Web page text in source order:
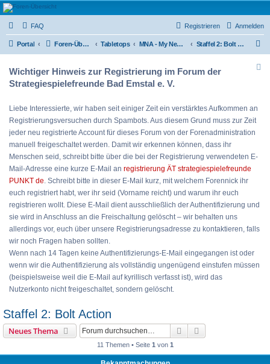
Strategiespielefreunde
Bad Emstal e.V.
Das Forum der Strategiespielefreunde Bad Emstal e.V. - Tabletop und mehr
FAQ Anmelden
Registrieren
Portal Foren-Übersicht Tabletops MNA - My New Army Staffel 2: Bolt Action
Wichtiger Hinweis zur Registrierung im Forum der
Strategiespielefreunde Bad Emstal e. V.
Liebe Interessierte, wir haben seit einiger Zeit ein verstärktes Aufkommen an
Registrierungsversuchen durch Spambots. Aus diesem Grund muss zur Zeit
jeder neu registrierte Account für dieses Forum von der Forenadministration
manuell freigeschaltet werden. Damit wir erkennen können, dass ihr
Menschen seid, schreibt bitte über die bei der Registrierung verwendeten E-
Mail-Adresse eine kurze E-Mail an registrierung ÄT strategiespielefreunde
PUNKT de. Schreibt bitte in dieser E-Mail kurz, mit welchem Forennick ihr
euch registriert habt, wer ihr seid (Vorname reicht) und warum ihr euch
registrieren wollt. Diese E-Mail dient ausschließlich der Authentifizierung und
sie wird in Anschluss an die Freischaltung gelöscht – wir behalten uns
allerdings vor, euch über unsere Registrierungsadresse zu kontaktieren, falls
wir noch Fragen haben sollten.
Wenn nach 14 Tagen keine Authentifizierungs-E-Mail eingegangen ist oder
wenn wir die Authentifizierung als vollständig ungenügend einstufen müssen
(beispielsweise weil die E-Mail auf kyrillisch verfasst ist), wird das
Nutzerkonto nicht freigeschaltet, sondern gelöscht.
Staffel 2: Bolt Action
Neues Thema Suche
11 Themen • Seite 1 von 1